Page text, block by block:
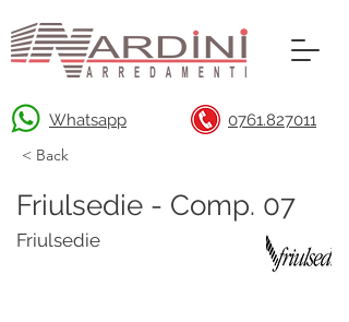
Whatsapp
0761.827011
< Back
Friulsedie - Comp. 07
Friulsedie